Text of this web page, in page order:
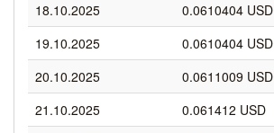
18.10.2025
0.0610404 USD
19.10.2025
0.0610404 USD
20.10.2025
0.0611009 USD
21.10.2025
0.061412 USD